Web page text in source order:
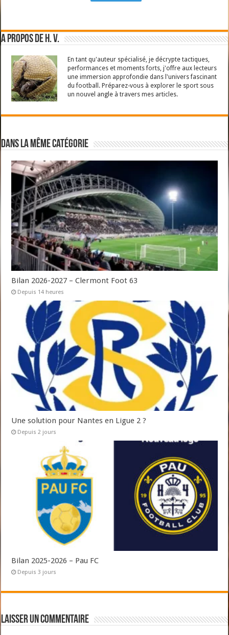
A propos de H. V.
En tant qu'auteur spécialisé, je décrypte tactiques,
performances et moments forts, j'offre aux lecteurs
une immersion approfondie dans l'univers fascinant
du football. Préparez-vous à explorer le sport sous
un nouvel angle à travers mes articles.
Dans la même catégorie
Bilan 2026-2027 – Clermont Foot 63
Depuis 14 heures
Une solution pour Nantes en Ligue 2 ?
Depuis 2 jours
Bilan 2025-2026 – Pau FC
Depuis 3 jours
Laisser un commentaire